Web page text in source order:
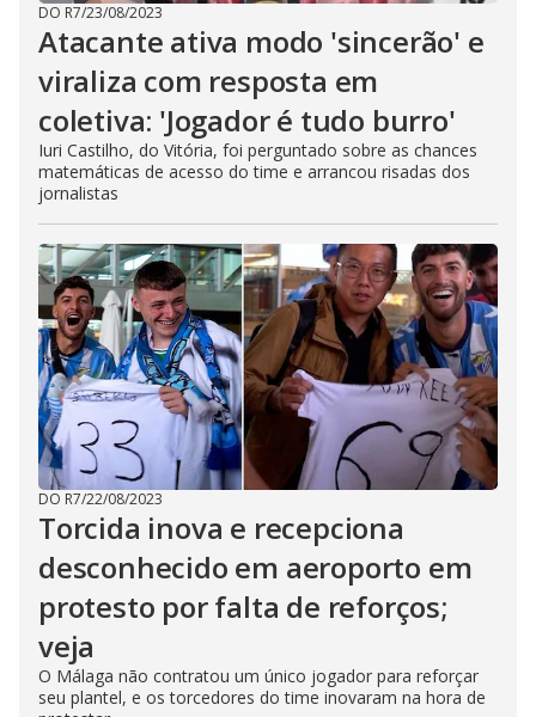
DO R7/23/08/2023
Atacante ativa modo 'sincerão' e
viraliza com resposta em
coletiva: 'Jogador é tudo burro'
Iuri Castilho, do Vitória, foi perguntado sobre as chances
matemáticas de acesso do time e arrancou risadas dos
jornalistas
DO R7/22/08/2023
Torcida inova e recepciona
desconhecido em aeroporto em
protesto por falta de reforços;
veja
O Málaga não contratou um único jogador para reforçar
seu plantel, e os torcedores do time inovaram na hora de